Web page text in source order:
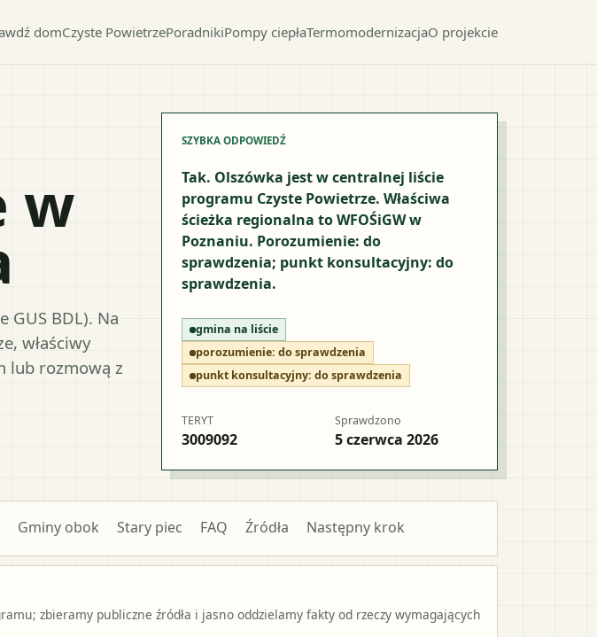
domCzyste PowietrzePoradnikiPompy ciepłaTermomodernizacjaO projekcie
w
GUS BDL). Na
właściwy
lub rozmową z
SZYBKA ODPOWIEDŹ
Tak. Olszówka jest w centralnej liście
programu Czyste Powietrze. Właściwa
ścieżka regionalna to WFOŚiGW w
Poznaniu. Porozumienie: do
sprawdzenia; punkt konsultacyjny: do
sprawdzenia.
gmina na liście
porozumienie: do sprawdzenia
punkt konsultacyjny: do sprawdzenia
TERYT
3009092
Sprawdzono
5 czerwca 2026
Gminy obok Stary piec FAQ Źródła Następny krok
zbieramy publiczne źródła i jasno oddzielamy fakty od rzeczy wymagających